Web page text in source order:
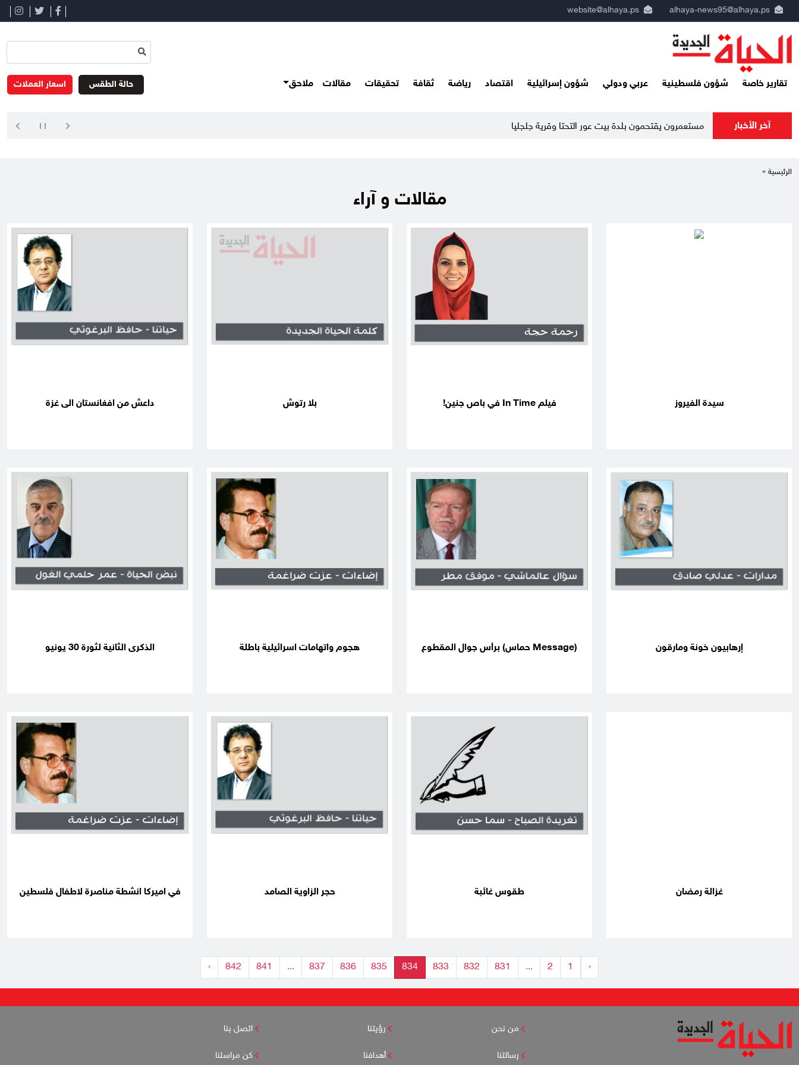
alhaya-news95@alhaya.ps
website@alhaya.ps
تقارير خاصة شؤون فلسطينية عربي ودولي شؤون إسرائيلية اقتصاد رياضة ثقافة تحقيقات مقالات ملاحق اسعار العملات حالة الطقس
آخر الأخبار مستعمرون يقتحمون بلدة بيت عور التحتا وقرية جلجليا
الرئيسية »
مقالات و آراء
سيدة الفيروز فيلم In Time في باص جنين! بلا رتوش داعش من افغانستان الى غزة
إرهابيون خونة ومارقون (Message حماس) برأس جوال المقطوع هجوم واتهامات اسرائيلية باطلة الذكرى الثانية لثورة 30 يونيو
غزالة رمضان طقوس غائبة حجر الزاوية الصامد في اميركا انشطة مناصرة لاطفال فلسطين
‹
1
2
...
831
832
833
834
835
836
837
...
841
842
›
من نحن
رسالتنا
رؤيتنا
أهدافنا
اتصل بنا
كن مراسلنا